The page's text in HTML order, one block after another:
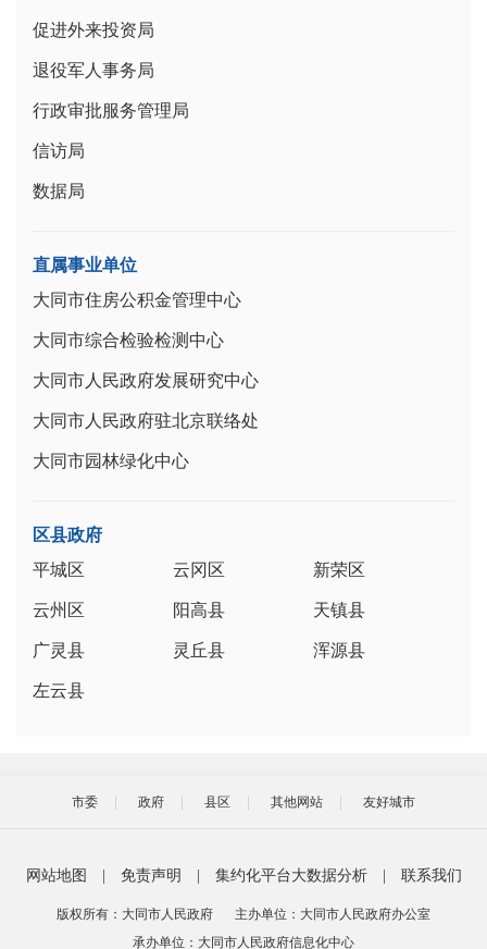
促进外来投资局
退役军人事务局
行政审批服务管理局
信访局
数据局
直属事业单位
大同市住房公积金管理中心
大同市综合检验检测中心
大同市人民政府发展研究中心
大同市人民政府驻北京联络处
大同市园林绿化中心
区县政府
平城区
云冈区 新荣区
云州区 阳高县 天镇县
广灵县 灵丘县 浑源县
左云县
市委 政府 县区 其他网站 友好城市
网站地图 免责声明 集约化平台大数据分析 联系我们
版权所有：大同市人民政府
主办单位：大同市人民政府办公室
承办单位：大同市人民政府信息化中心